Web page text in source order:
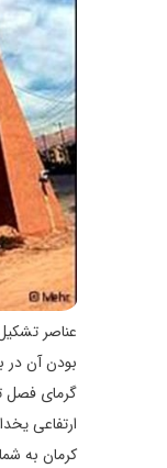
عناصر
بودن آن در
گرمای فصل
کرمان به